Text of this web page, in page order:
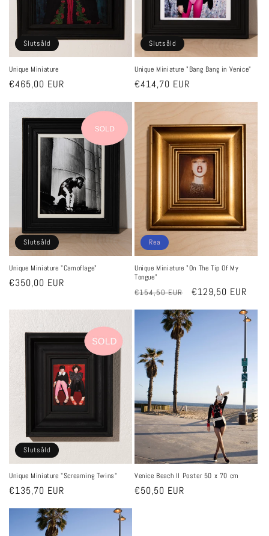
e
i
e
:
Slutsåld
Unique Miniature
Ordinarie
€465,00 EUR
Slutsåld
Unique Miniature "Bang Bang in Venice"
Ordinarie
€414,70 EUR
Slutsåld
Unique Miniature "Camoflage"
Ordinarie
€350,00 EUR
Rea
Unique Miniature "On The Tip Of My
Tongue"
Ordinarie
€154,50 EUR Försäljningspris
€129,50 EUR
Slutsåld
Unique Miniature "Screaming Twins"
Ordinarie
pris
€135,70 EUR
Venice Beach II Poster 50 x 70 cm
Ordinarie
€50,50 EUR